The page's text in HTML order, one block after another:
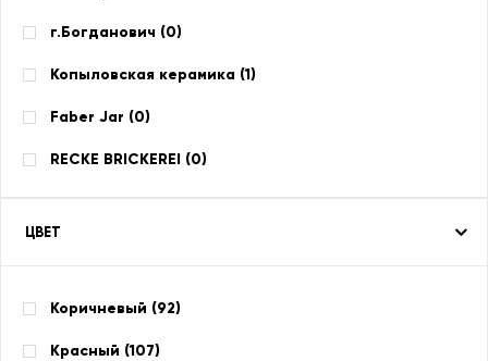
г.Богданович (0)
Копыловская керамика (1)
Faber Jar (0)
RECKE BRICKEREI (0)
ЦВЕТ
Коричневый (92)
Красный (107)